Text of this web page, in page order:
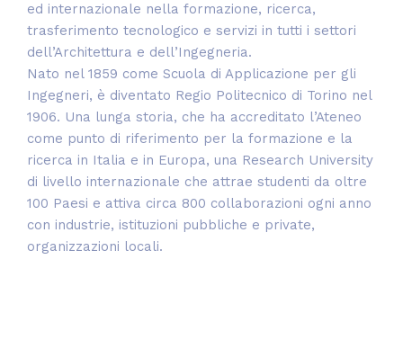
ed internazionale nella formazione, ricerca,
trasferimento tecnologico e servizi in tutti i settori
dell’Architettura e dell’Ingegneria.
Nato nel 1859 come Scuola di Applicazione per gli
Ingegneri, è diventato Regio Politecnico di Torino nel
1906. Una lunga storia, che ha accreditato l’Ateneo
come punto di riferimento per la formazione e la
ricerca in Italia e in Europa, una Research University
di livello internazionale che attrae studenti da oltre
100 Paesi e attiva circa 800 collaborazioni ogni anno
con industrie, istituzioni pubbliche e private,
organizzazioni locali.